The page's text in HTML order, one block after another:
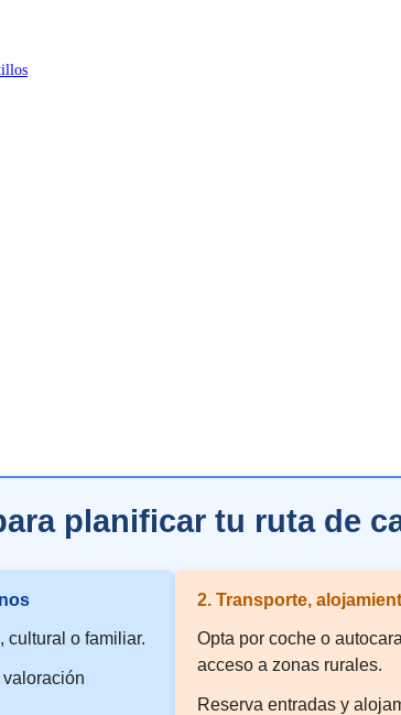
planificar tu ruta de
cultural o familiar.
2. Transporte,
Opta por coche o
acceso a zonas rurales.
Reserva entradas y